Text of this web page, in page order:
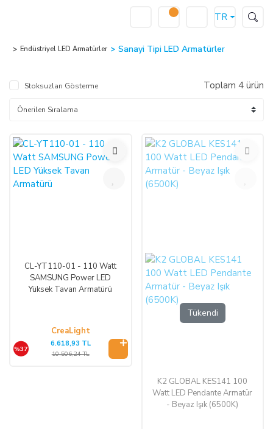
TR
Endüstriyel LED Armatürler Sanayi Tipi LED Armatürler
Stoksuzları Gösterme Toplam 4 ürün
%37
CL-YT110-01 - 110 Watt
SAMSUNG Power LED
Yüksek Tavan Armatürü
CreaLight
%37
6.618,93 TL
10.506,24 TL
Tükendi
%49
K2 GLOBAL KES141 100
Watt LED Pendante Armatür
- Beyaz Işık (6500K)